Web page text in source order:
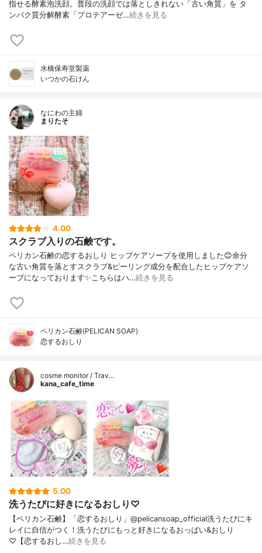
指せる酵素泡洗顔。普段の洗顔では落としきれない「古い角質」を タ
ンパク質分解酵素「プロテアーゼ…続きを見る
水橋保寿堂製薬
いつかの石けん
なにわの主婦
まりたそ
4.00
スクラブ入りの石鹸です。
ペリカン石鹸の恋するおしり ヒップケアソープを使用しました😊余分
な古い角質を落とすスクラブ&ピーリング成分を配合したヒップケアソ
ープになっております✨こちらはハ…続きを見る
ペリカン石鹸(PELICAN SOAP)
恋するおしり
cosme monitor / Trav…
kana_cafe_time
5.00
洗うたびに好きになるおしり♡
【ペリカン石鹸】「恋するおしり」@pelicansoap_official洗うたびにキ
レイに自信がつく！洗うたびにもっと好きになるおっぱい&おしり
♡【恋するおし…続きを見る